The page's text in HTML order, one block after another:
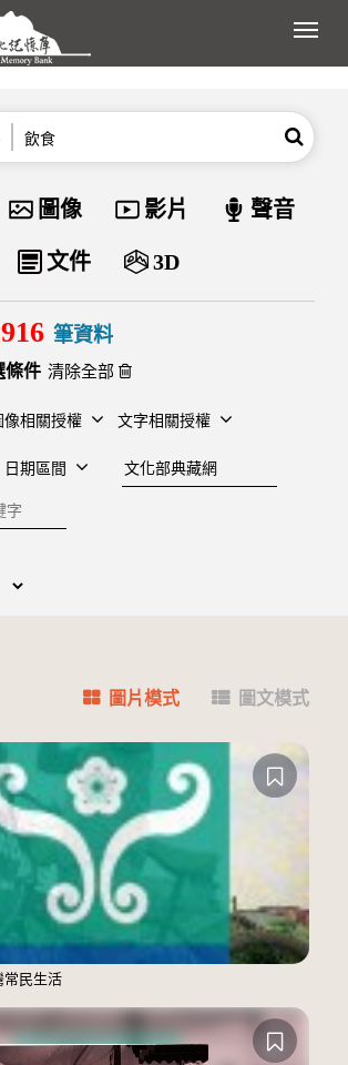
展
搜尋
資料類型
圖像 影片 聲音
文件 3D
筆資料
清除全部
像相關授權 文字相關授權
日期區間
建檔單位
圖片模式 圖文模式
常民生活